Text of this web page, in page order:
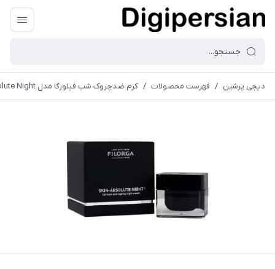
دیجی پرشین / فهرست محصولات / کرم ضدچروک شب فیلورگا مدل Absolute Night حجم 50 میلی لیتر